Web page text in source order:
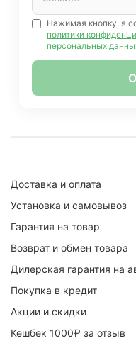
Нажимая кнопку, я
политики
персональных
Доставка и оплата
Установка и самовывоз
Гарантия на товар
Возврат и обмен товара
Дилерская гарантия на
Покупка в кредит
Акции и скидки
Кешбек 1000₽ за отзыв